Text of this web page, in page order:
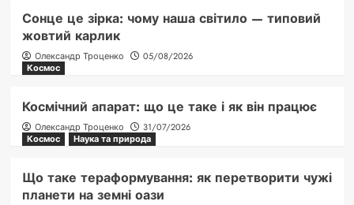
Сонце це зірка: чому наша світило — типовий
жовтий карлик
Олександр Троценко
05/08/2026
Космос
Космічний апарат: що це таке і як він працює
Олександр Троценко
31/07/2026
Космос
Наука та природа
Що таке тераформування: як перетворити чужі
планети на земні оази